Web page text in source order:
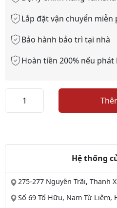
Lắp đặt vận chuyển miễn
Bảo hành bảo trì tại nhà
Hoàn tiền 200% nếu
Kawai
Hệ thống
275-277 Nguyễn Trãi, Thanh
Số 69 Tố Hữu, Nam Từ Liêm,